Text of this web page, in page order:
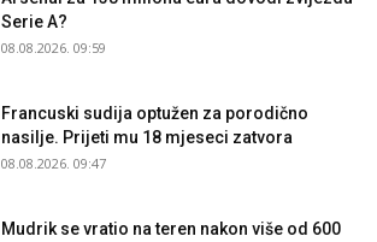
Serie A?
08.08.2026. 09:59
Francuski sudija optužen za porodično
nasilje. Prijeti mu 18 mjeseci zatvora
08.08.2026. 09:47
Mudrik se vratio na teren nakon više od 600